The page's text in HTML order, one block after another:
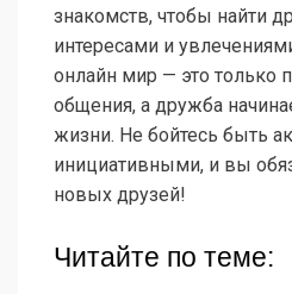
знакомств, чтобы найти
интересами и
онлайн мир — это только
общения, а дружба
жизни. Не бойтесь быть
инициативными, и вы
новых друзей!
Читайте по теме: